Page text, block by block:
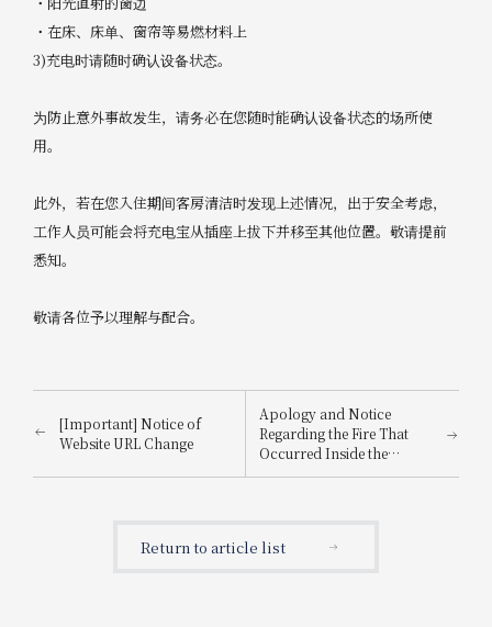
・在床、床单、窗帘等易燃材料上
3)充电时请随时确认设备状态。
为防止意外事故发生，请务必在您随时能确认设备状态的场所使
用。
此外，若在您入住期间客房清洁时发现上述情况，出于安全考虑，
工作人员可能会将充电宝从插座上拔下并移至其他位置。敬请提前
悉知。
敬请各位予以理解与配合。
[Important] Notice of
Website URL Change
Apology and Notice
Regarding the Fire That
Occurred Inside the
Building
Return to article list